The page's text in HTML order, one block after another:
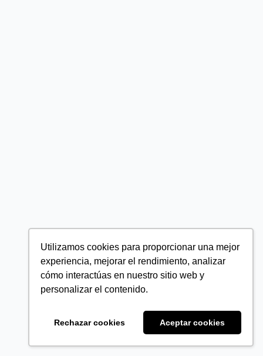
Utilizamos cookies para proporcionar una mejor
experiencia, mejorar el rendimiento, analizar
cómo interactúas en nuestro sitio web y
personalizar el contenido.
Rechazar cookies Aceptar cookies